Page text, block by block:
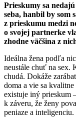
Prieskumy sa
seba, hanbil by som
z prieskumu medzi
o svojej partnerke
zhodne väčšina z
Ideálna žena podľa
neustále chuť na sex.
chudá. Dokáže
doma a vie sa
existuje iný prieskum
k záveru, že ženy
peniaze a inteligenciu.